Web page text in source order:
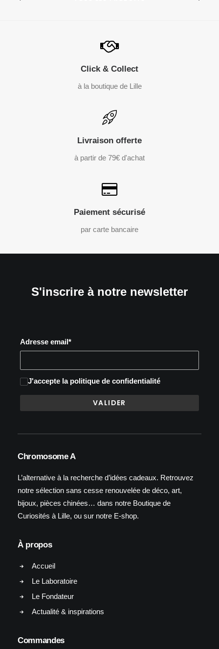
Click & Collect
à la boutique de Lille
Livraison offerte
à partir de 79€ d'achat
Paiement sécurisé
par carte bancaire
S'inscrire à notre newsletter
Adresse email*
J'accepte la politique de confidentialité
Chromosome A
L’alternative à la recherche d’idées cadeaux. Retrouvez
notre sélection sans cesse renouvelée de déco, art,
bijoux, pièces chinées… dans notre Boutique de
Curiosités à Lille, ou sur notre E-shop.
À propos
Accueil
Le Laboratoire
Le Fondateur
Actualité & inspirations
Commandes